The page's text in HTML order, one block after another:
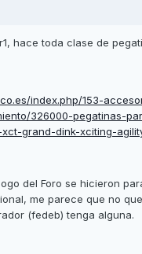
hace toda clase de
index.php/153-
326000-pegatinas-
grand-dink-xciting-
del Foro se hicieron
me parece que no
(fedeb) tenga alguna.